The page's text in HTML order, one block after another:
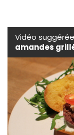
Vidéo suggérée
amandes